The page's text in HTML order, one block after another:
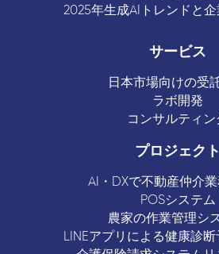
2025年生成AIトレンドと
サービス
日本市場向けの受
ラボ開発
コンサルティン
プロジェクト
AI・DXで不動産仲介
POSシステム
農家の作業管理シ
LINEアプリによる健康診